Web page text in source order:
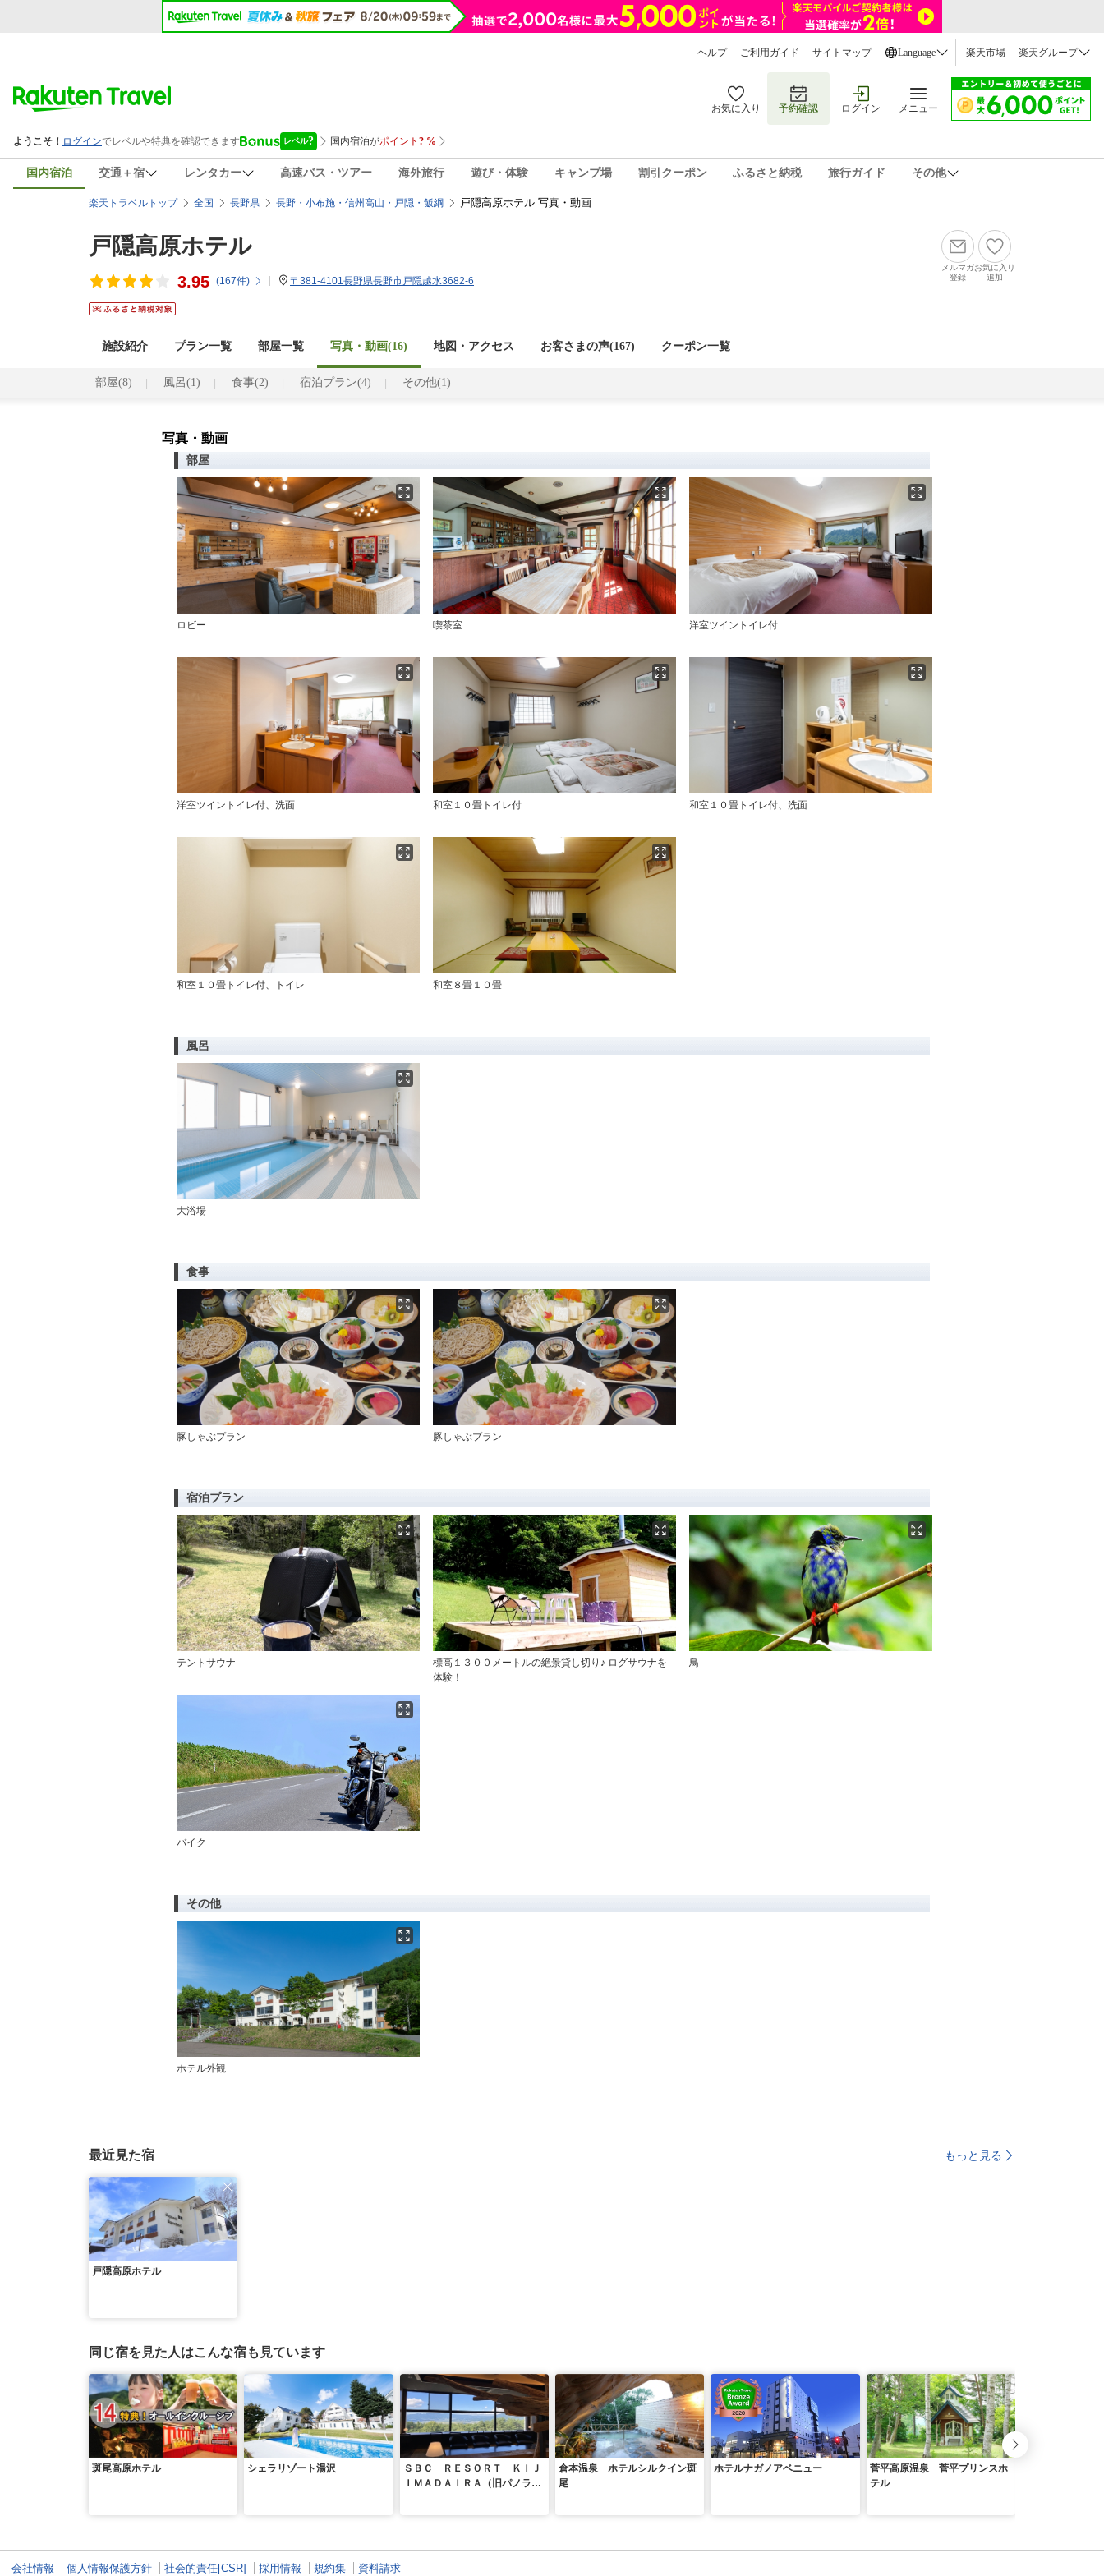
ヘルプ ご利用ガイド サイトマップ Language 楽天市場 楽天グループ
お気に入り 予約確認 ログイン メニュー
国内宿泊 交通＋宿 レンタカー 高速バス・ツアー 海外旅行 遊び・体験 キャンプ場 割引クーポン ふるさと納税 旅行ガイド その他
楽天トラベルトップ 全国 長野県 長野・小布施・信州高山・戸隠・飯綱 戸隠高原ホテル 写真・動画
戸隠高原ホテル
3.95 (167件) 〒381-4101長野県長野市戸隠越水3682-6
メルマガ
登録
お気に入り
追加
施設紹介 プラン一覧 部屋一覧 写真・動画(16) 地図・アクセス お客さまの声(167) クーポン一覧
部屋(8) 風呂(1) 食事(2) 宿泊プラン(4) その他(1)
写真・動画
部屋
ロビー 喫茶室 洋室ツイントイレ付
洋室ツイントイレ付、洗面 和室１０畳トイレ付 和室１０畳トイレ付、洗面
和室１０畳トイレ付、トイレ 和室８畳１０畳
風呂
大浴場
食事
豚しゃぶプラン 豚しゃぶプラン
宿泊プラン
テントサウナ
標高１３００メートルの絶景貸し切り♪ ログサウナを
体験！
鳥
バイク
その他
ホテル外観
最近見た宿 もっと見る
戸隠高原ホテル
同じ宿を見た人はこんな宿も見ています
斑尾高原ホテル シェラリゾート湯沢
ＳＢＣ ＲＥＳＯＲＴ ＫＩＪ
ＩＭＡＤＡＩＲＡ（旧パノラマ
倉本温泉 ホテルシルクイン斑
尾
ホテルナガノアベニュー
菅平高原温泉 菅平プリンスホ
テル
会社情報 個人情報保護方針 社会的責任[CSR] 採用情報 規約集 資料請求